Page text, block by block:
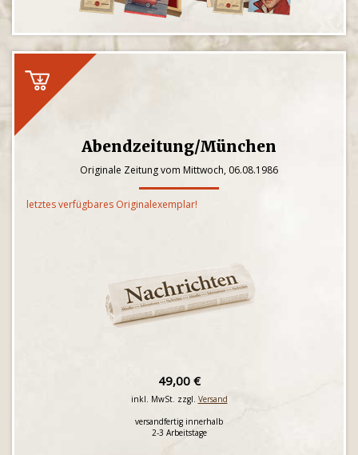
Abendzeitung/München
Originale Zeitung vom Mittwoch, 06.08.1986
letztes verfügbares Originalexemplar!
49,00 €
inkl. MwSt. zzgl. Versand
versandfertig innerhalb
2-3 Arbeitstage